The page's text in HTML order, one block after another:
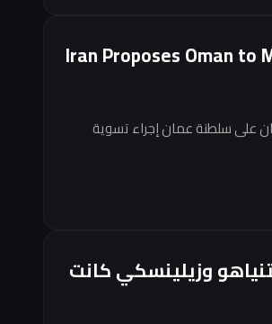
Iran Proposes Oman
على سلطنة عمان إجراء تسوية
وزيلينسكي كانت